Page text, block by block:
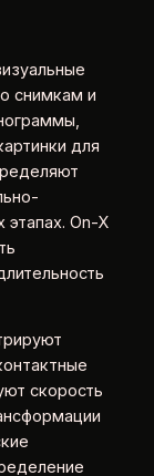
снимкам и
для
этапах. On-X
скорость